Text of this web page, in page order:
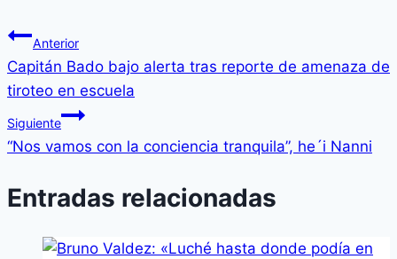
Anterior
Capitán Bado bajo alerta tras reporte de amenaza de
tiroteo en escuela
Siguiente
“Nos vamos con la conciencia tranquila”, he´i Nanni
Entradas relacionadas